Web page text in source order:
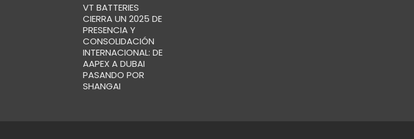
VT BATTERIES
CIERRA UN 2025 DE
PRESENCIA Y
CONSOLIDACIÓN
INTERNACIONAL: DE
AAPEX A DUBAI
PASANDO POR
SHANGAI